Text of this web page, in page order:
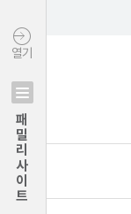
열기
패밀리사이트